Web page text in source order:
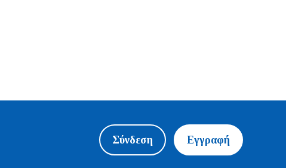
Σύνδεση Εγγραφή